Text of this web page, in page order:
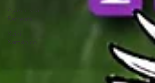
Ayahuasca
Retreats
Reiki
Xamânico